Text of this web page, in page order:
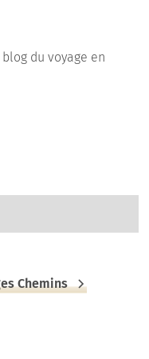
du voyage en
Chemins